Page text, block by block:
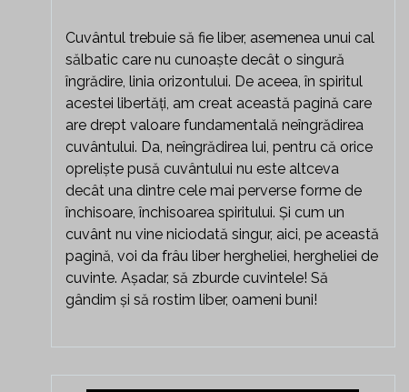
Cuvântul trebuie să fie liber, asemenea unui cal
sălbatic care nu cunoaște decât o singură
îngrădire, linia orizontului. De aceea, în spiritul
acestei libertăți, am creat această pagină care
are drept valoare fundamentală neîngrădirea
cuvântului. Da, neîngrădirea lui, pentru că orice
opreliște pusă cuvântului nu este altceva
decât una dintre cele mai perverse forme de
închisoare, închisoarea spiritului. Și cum un
cuvânt nu vine niciodată singur, aici, pe această
pagină, voi da frâu liber hergheliei, hergheliei de
cuvinte. Așadar, să zburde cuvintele! Să
gândim și să rostim liber, oameni buni!